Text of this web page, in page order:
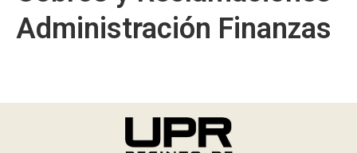
Administración Finanzas